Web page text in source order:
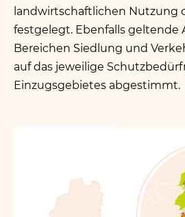
landwirtschaftlichen Nutzung
festgelegt. Ebenfalls geltende
Bereichen Siedlung und
auf das jeweilige
Einzugsgebietes abgestimmt.